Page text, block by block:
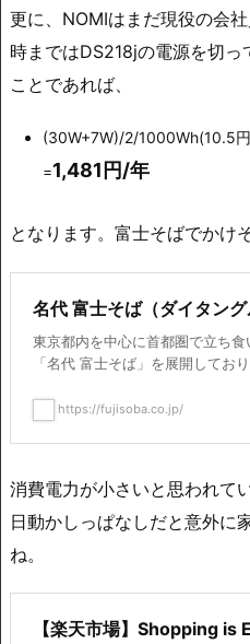
更に、NOMIはまだ現役の会
時まではDS218jの電源を切っ
ことであれば、
(30W+7W)/2/1000Wh(10.5
=1,481円/年
となります。富士そばでかけ
名代 富士そば（ダイタング
東京都内を中心に首都圏で立ち食
「名代 富士そば」を展開しており
https://fujisoba.co.jp/
消費電力が小さいと思われて
日動かしっぱなしだと意外に
ね。
【楽天市場】Shopping is